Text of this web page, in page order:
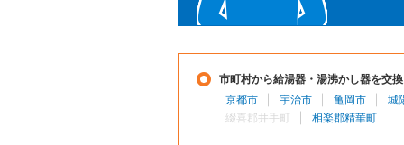
市町村から給湯器・湯沸かし器を交
京都市
宇治市 亀岡市
城
綴喜郡井手町
相楽郡精華町